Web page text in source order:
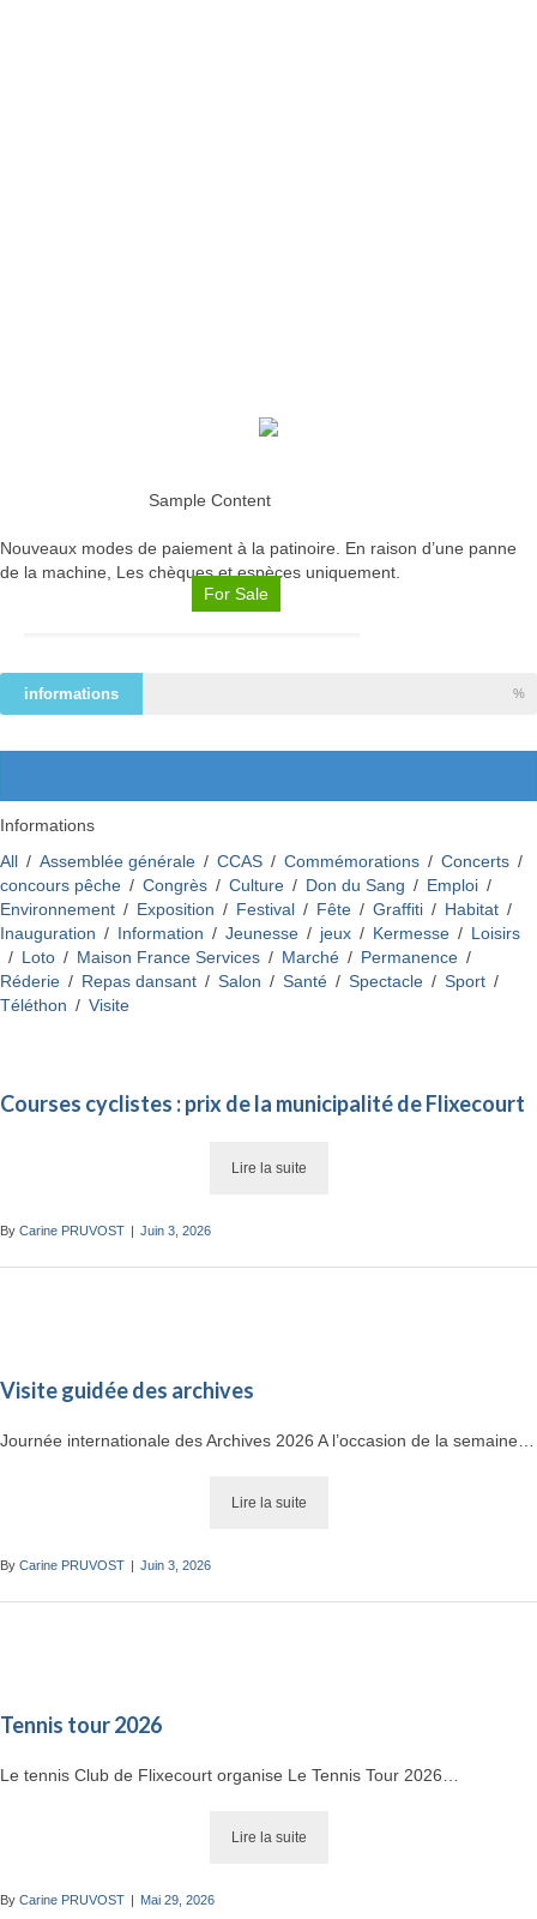
Dispositifs face aux fortes chaleurs
Flixecourt : Canicule – Fortes chaleurs
entre football, créativité et musique
Lire la suite
OBLIGATION D’ÉQUIPEMENTS POUR
LES UTILISATEURS D’ENGINS DE
Lire la suite
Séjours été 2026
Sample Content
Nouveaux modes de paiement à la patinoire. En raison d’une panne
de la machine, Les chèques et espèces uniquement.
For Sale
Dispositifs face aux fortes
Lire la suite
Flixecourt : Canicule – Fortes
chaleurs
Lire la suite
loisirs entre football, créativité
Lire la suite
informations %
Informations
All / Assemblée générale / CCAS / Commémorations / Concerts /
concours pêche / Congrès / Culture / Don du Sang / Emploi /
Environnement / Exposition / Festival / Fête / Graffiti / Habitat /
Inauguration / Information / Jeunesse / jeux / Kermesse / Loisirs
/ Loto / Maison France Services / Marché / Permanence /
Réderie / Repas dansant / Salon / Santé / Spectacle / Sport /
Téléthon / Visite
Courses cyclistes : prix de la municipalité de Flixecourt
Lire la suite
By Carine PRUVOST | Juin 3, 2026
Visite guidée des archives
Journée internationale des Archives 2026 A l’occasion de la semaine…
Lire la suite
By Carine PRUVOST | Juin 3, 2026
Tennis tour 2026
Le tennis Club de Flixecourt organise Le Tennis Tour 2026…
Lire la suite
By Carine PRUVOST | Mai 29, 2026